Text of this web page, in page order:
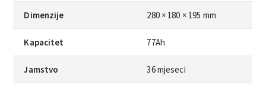
Dimenzije 280 × 180 × 195 mm
Kapacitet 77Ah
Jamstvo 36 mjeseci